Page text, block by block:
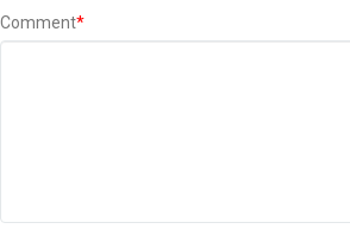
Comment*